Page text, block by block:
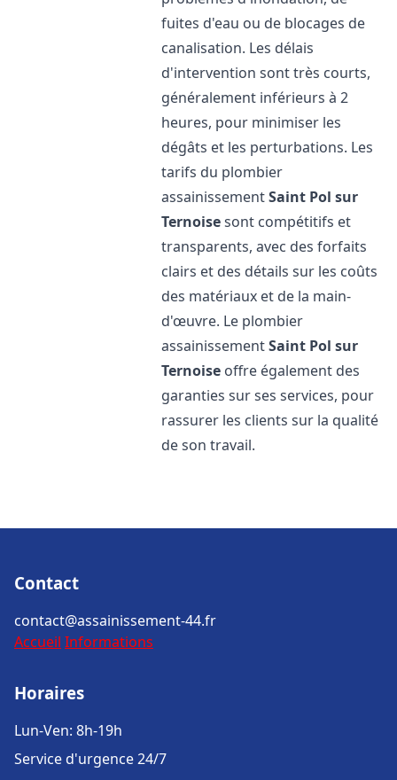
fuites d'eau ou de blocages de
canalisation. Les délais
d'intervention sont très courts,
généralement inférieurs à 2
heures, pour minimiser les
dégâts et les perturbations. Les
tarifs du plombier
assainissementSaint Pol sur
Ternoisesont compétitifs et
transparents, avec des forfaits
clairs et des détails sur les coûts
des matériaux et de la main-
d'œuvre. Le plombier
assainissementSaint Pol sur
Ternoise offre également des
garanties sur ses services, pour
rassurer les clients sur la qualité
de son travail.
Contact
contact@assainissement-44.fr
Accueil Informations
Horaires
Lun-Ven: 8h-19h
Service d'urgence 24/7